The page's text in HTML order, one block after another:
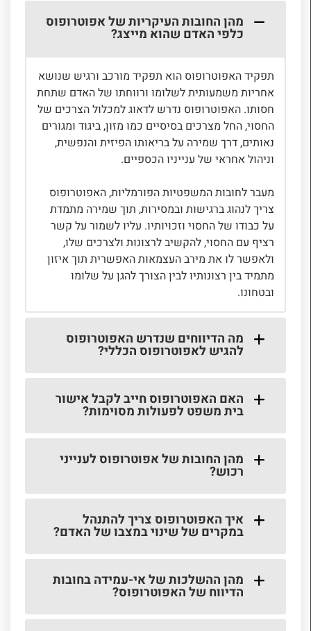
מהן החובות העיקריות של אפוטרופוס
כלפי האדם שהוא מייצג?
תפקיד האפוטרופוס הוא תפקיד מורכב ורגיש שנושא
אחריות משמעותית לשלומו ורווחתו של האדם שתחת
חסותו. האפוטרופוס נדרש לדאוג למכלול הצרכים של
החסוי, החל מצרכים בסיסיים כמו מזון, ביגוד ומגורים
נאותים, דרך שמירה על בריאותו הפיזית והנפשית,
וניהול אחראי של ענייניו הכספיים.
מעבר לחובות המשפטיות הפורמליות, האפוטרופוס
צריך לנהוג ברגישות ובמסירות, תוך שמירה מתמדת
על כבודו של החסוי וזכויותיו. עליו לשמור על קשר
רציף עם החסוי, להקשיב לרצונות ולצרכים שלו,
ולאפשר לו את מירב העצמאות האפשרית תוך איזון
מתמיד בין רצונותיו לבין הצורך להגן על שלומו
ובטחונו.
מה הדיווחים שנדרש האפוטרופוס
להגיש לאפוטרופוס הכללי?
האם האפוטרופוס חייב לקבל אישור
בית משפט לפעולות מסוימות?
מהן החובות של אפוטרופוס לענייני
רכוש?
איך האפוטרופוס צריך להתנהל
במקרים של שינוי במצבו של האדם?
מהן ההשלכות של אי-עמידה בחובות
הדיווח של האפוטרופוס?